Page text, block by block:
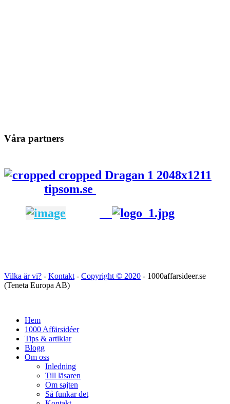
Våra partners
tipsom.se
Vilka är vi? - Kontakt - Copyright © 2020 - 1000affarsideer.se
(Teneta Europa AB)
Hem
1000 Affärsidéer
Tips & artiklar
Blogg
Om oss
Inledning
Till läsaren
Om sajten
Så funkar det